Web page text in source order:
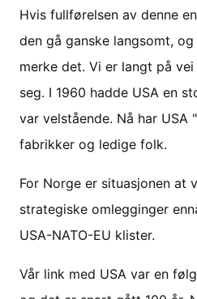
Hvis fullførelsen av denne
den gå ganske langsomt,
merke det. Vi er langt på
seg. I 1960 hadde USA en
var velstående. Nå har USA
fabrikker og ledige folk.
For Norge er situasjonen at
strategiske omlegginger
USA-NATO-EU klister.
Vår link med USA var en